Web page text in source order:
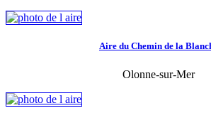
Aire du Chemin de la
Olonne-sur-Mer